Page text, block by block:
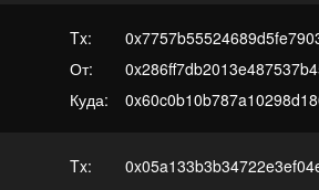
Tx:
От:
Куда:
Tx: